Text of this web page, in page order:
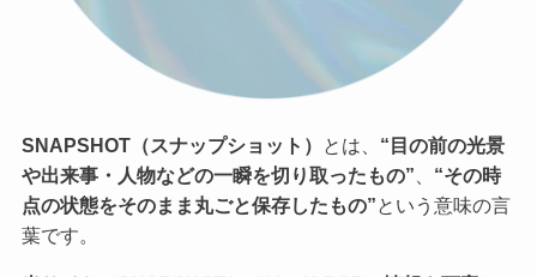
SNAPSHOT（スナップショット） とは、 “目の前の光景
や出来事・人物などの一瞬を切り取ったもの”
“その時
点の状態をそのまま丸ごと保存したもの”という意味の言
葉です。